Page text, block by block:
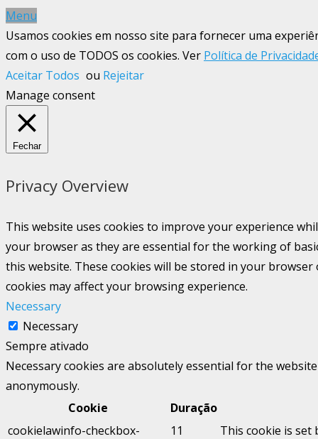
Menu
Usamos cookies em nosso site para fornecer uma
com o uso de TODOS os cookies. Ver Política de
Aceitar Todos ou Rejeitar
Manage consent
Fechar
Privacy Overview
This website uses cookies to improve your experience
your browser as they are essential for the working of
this website. These cookies will be stored in your
cookies may affect your browsing experience.
Necessary
Necessary
Sempre ativado
Necessary cookies are absolutely essential for the
anonymously.
Cookie
Duração
cookielawinfo-checkbox-
11
This cookie is set